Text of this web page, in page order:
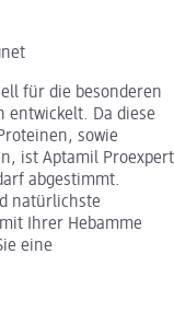
für die besonderen
entwickelt. Da diese
sowie
ist Aptamil Proexpert
abgestimmt.
natürlichste
Ihrer Hebamme
eine